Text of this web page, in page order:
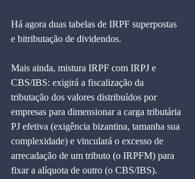
Há agora duas tabelas de IRPF superpostas
e bitributação de dividendos.
Mais ainda, mistura IRPF com IRPJ e
CBS/IBS: exigirá a fiscalização da
tributação dos valores distribuídos por
empresas para dimensionar a carga tributária
PJ efetiva (exigência bizantina, tamanha sua
complexidade) e vinculará o excesso de
arrecadação de um tributo (o IRPFM) para
fixar a alíquota de outro (o CBS/IBS).